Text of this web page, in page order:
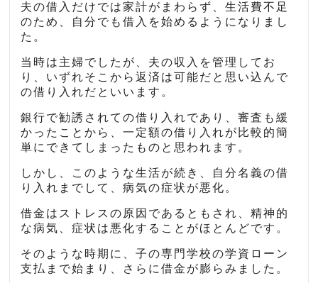
夫の借入だけでは家計がまわらず、生活費不足
のため、自分でも借入を始めるようになりまし
た。
当時は主婦でしたが、夫の収入を管理してお
り、いずれそこから返済は可能だと思い込んで
の借り入れだといいます。
銀行で勧誘されての借り入れであり、審査も緩
かったことから、一定額の借り入れが比較的簡
単にできてしまったものと思われます。
しかし、このような生活が続き、自分名義の借
り入れまでして、病気の症状が悪化。
借金はストレスの原因であるともされ、精神的
な病気、症状は悪化することがほとんどです。
そのような時期に、子の専門学校の学資ローン
支払まで始まり、さらに借金が膨らみました。